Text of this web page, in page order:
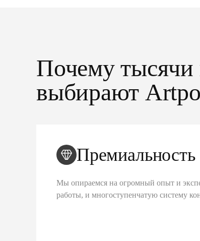
Почему тысячи
выбирают
Премиальность
Мы опираемся на огромный опыт и
работы, и многоступенчатую систему